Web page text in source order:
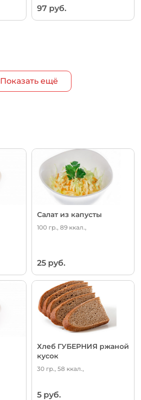
97 руб.
Показать ещё
Салат из капусты
100 гр., 89 ккал.,
25 руб.
Хлеб ГУБЕРНИЯ ржаной
кусок
30 гр., 58 ккал.,
5 руб.